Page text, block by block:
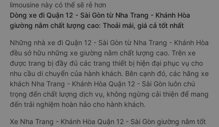
limousine này có thể sẽ rẻ hơn
Dòng xe đi Quận 12 - Sài Gòn từ Nha Trang - Khánh Hòa
giường nằm chất lượng cao: Thoải mái, giá cả tốt nhất
Những nhà xe đi Quận 12 - Sài Gòn từ Nha Trang - Khánh Hòa
đều sở hữu những xe giường nằm chất lượng cao. Trên xe
được trang bị đầy đủ các trang thiết bị hiện đại phục vụ cho
nhu cầu di chuyển của hành khách. Bên cạnh đó, các hãng xe
khách Nha Trang - Khánh Hòa Quận 12 - Sài Gòn luôn chú
trọng đến chất lượng dịch vụ, không ngừng cải thiện để mang
đến trải nghiệm hoàn hảo cho hành khách.
Xe Nha Trang - Khánh Hòa Quận 12 - Sài Gòn giường nằm tốt